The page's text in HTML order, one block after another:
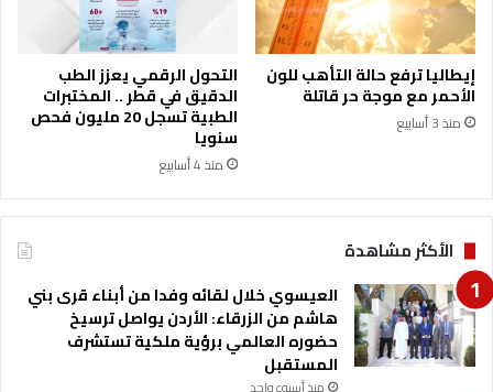
ا
ل
ق
د
س
ت
ص
ر
خ
و
م
ت
ع
إيطاليا ترفع حالة التأهب للون
الأحمر مع موجة حر قاتلة
منذ 3 أسابيع
التحول الرقمي يعزز الطب
الدقيق في قطر .. المختبرات
الطبية تسجل 20 مليون فحص
سنويا
منذ 4 أسابيع
الأكثر مشاهدة
العيسوي خلال لقائه وفدا من أبناء قرى بني
هاشم من الزرقاء: الأردن يواصل ترسيخ
حضوره العالمي برؤية ملكية تستشرف
المستقبل